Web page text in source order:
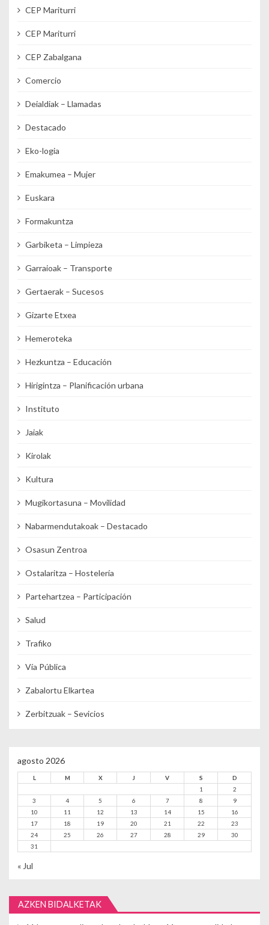
CEP Mariturri
CEP Mariturri
CEP Zabalgana
Comercio
Deialdiak – Llamadas
Destacado
Eko-logia
Emakumea – Mujer
Euskara
Formakuntza
Garbiketa – Limpieza
Garraioak – Transporte
Gertaerak – Sucesos
Gizarte Etxea
Hemeroteka
Hezkuntza – Educación
Hirigintza – Planificación urbana
Instituto
Jaiak
Kirolak
Kultura
Mugikortasuna – Movilidad
Nabarmendutakoak – Destacado
Osasun Zentroa
Ostalaritza – Hostelería
Partehartzea – Participación
Salud
Trafiko
Vía Pública
Zabalortu Elkartea
Zerbitzuak – Sevicios
agosto 2026
L M X J V S
D
1
2
3
4 5 6 7 8
9
10
11 12 13 14 15
16
17
18 19 20 21 22
23
24
25 26 27 28 29
30
31
« Jul
AZKEN BIDALKETAK